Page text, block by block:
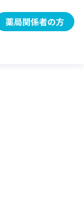
薬局関係者の方